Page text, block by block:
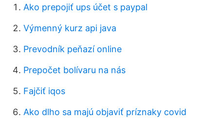
Ako prepojiť ups účet s paypal
Výmenný kurz api java
Prevodník peňazí online
Prepočet bolívaru na nás
Fajčiť iqos
Ako dlho sa majú objaviť príznaky covid